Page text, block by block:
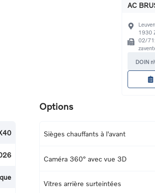
AC
1930
02/
DOIN
Options
Sièges chauffants à l'avant
Caméra 360° avec vue 3D
Vitres arrière surteintées